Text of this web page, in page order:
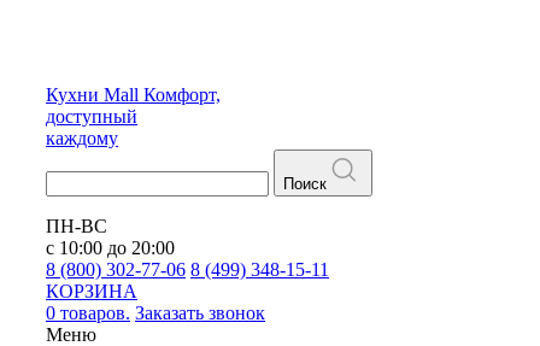
Кухни Mall Комфорт,
доступный
каждому
Поиск
ПН-ВС
с 10:00 до 20:00
8 (800) 302-77-06 8 (499) 348-15-11
КОРЗИНА
0 товаров. Заказать звонок
Меню